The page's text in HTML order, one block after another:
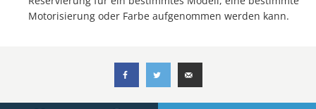
Motorisierung oder Farbe aufgenommen werden kann.